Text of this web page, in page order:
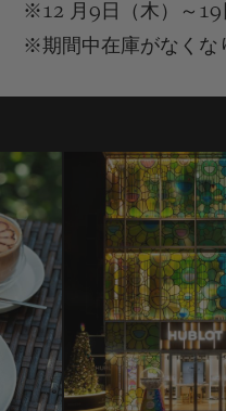
※12 月 9 日（木）～ 19
※期間中在庫がなくな